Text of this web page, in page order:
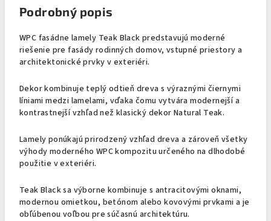
Podrobný popis
WPC fasádne lamely Teak Black predstavujú moderné
riešenie pre fasády rodinných domov, vstupné priestory a
architektonické prvky v exteriéri.
Dekor kombinuje teplý odtieň dreva s výraznými čiernymi
líniami medzi lamelami, vďaka čomu vytvára modernejší a
kontrastnejší vzhľad než klasický dekor Natural Teak.
Lamely ponúkajú prirodzený vzhľad dreva a zároveň všetky
výhody moderného WPC kompozitu určeného na dlhodobé
použitie v exteriéri.
Teak Black sa výborne kombinuje s antracitovými oknami,
modernou omietkou, betónom alebo kovovými prvkami a je
obľúbenou voľbou pre súčasnú architektúru.